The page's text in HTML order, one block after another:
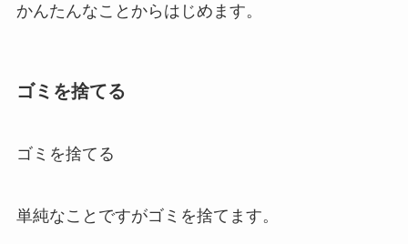
かんたんなことからはじめます。
ゴミを捨てる
ゴミを捨てる
単純なことですがゴミを捨てます。